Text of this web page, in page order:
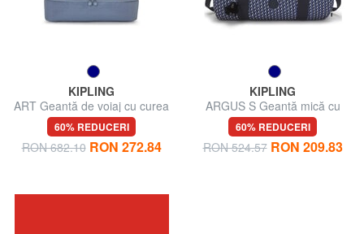
KIPLING
ART Geantă de voiaj cu curea
de umăr
60% REDUCERI
RON 682.10 RON 272.84
KIPLING
ARGUS S Geantă mică cu
curea de umăr
60% REDUCERI
RON 524.57 RON 209.83